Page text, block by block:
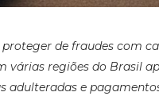
proteger de fraudes com
várias regiões do Brasil
adulteradas e